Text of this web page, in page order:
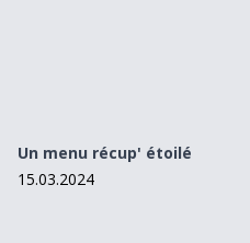
Un menu récup' étoilé
15.03.2024